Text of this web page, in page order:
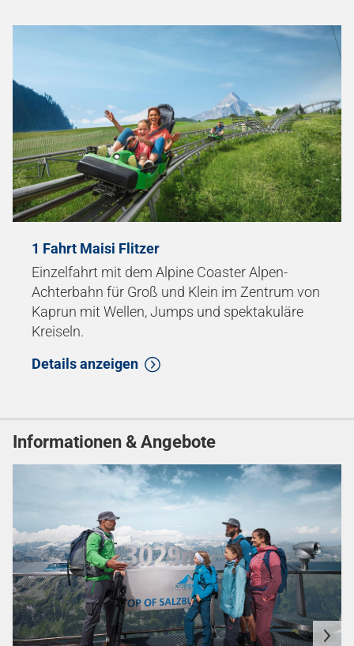
1 Fahrt Maisi Flitzer
Einzelfahrt mit dem Alpine Coaster Alpen-
Achterbahn für Groß und Klein im Zentrum von
Kaprun mit Wellen, Jumps und spektakuläre
Kreiseln.
Details anzeigen
Informationen & Angebote